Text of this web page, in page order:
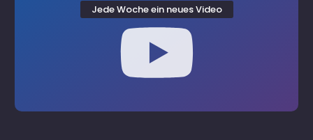
Jede Woche ein neues Video